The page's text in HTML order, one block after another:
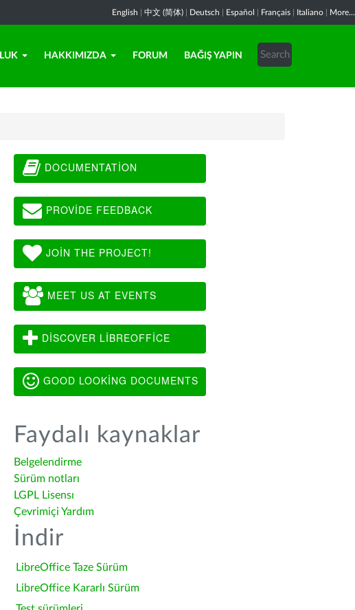
English 中文 (简体) Deutsch Español Français Italiano More...
HAKKIMIZDA FORUM BAĞIŞ YAPIN
DOCUMENTATION
PROVIDE FEEDBACK
JOIN THE PROJECT!
MEET US AT EVENTS
DISCOVER LIBREOFFICE
GOOD LOOKING DOCUMENTS
Faydalı kaynaklar
Belgelendirme
Sürüm notları
LGPL Lisensı
Çevrimiçi Yardım
İndir
LibreOffice Taze Sürüm
LibreOffice Kararlı Sürüm